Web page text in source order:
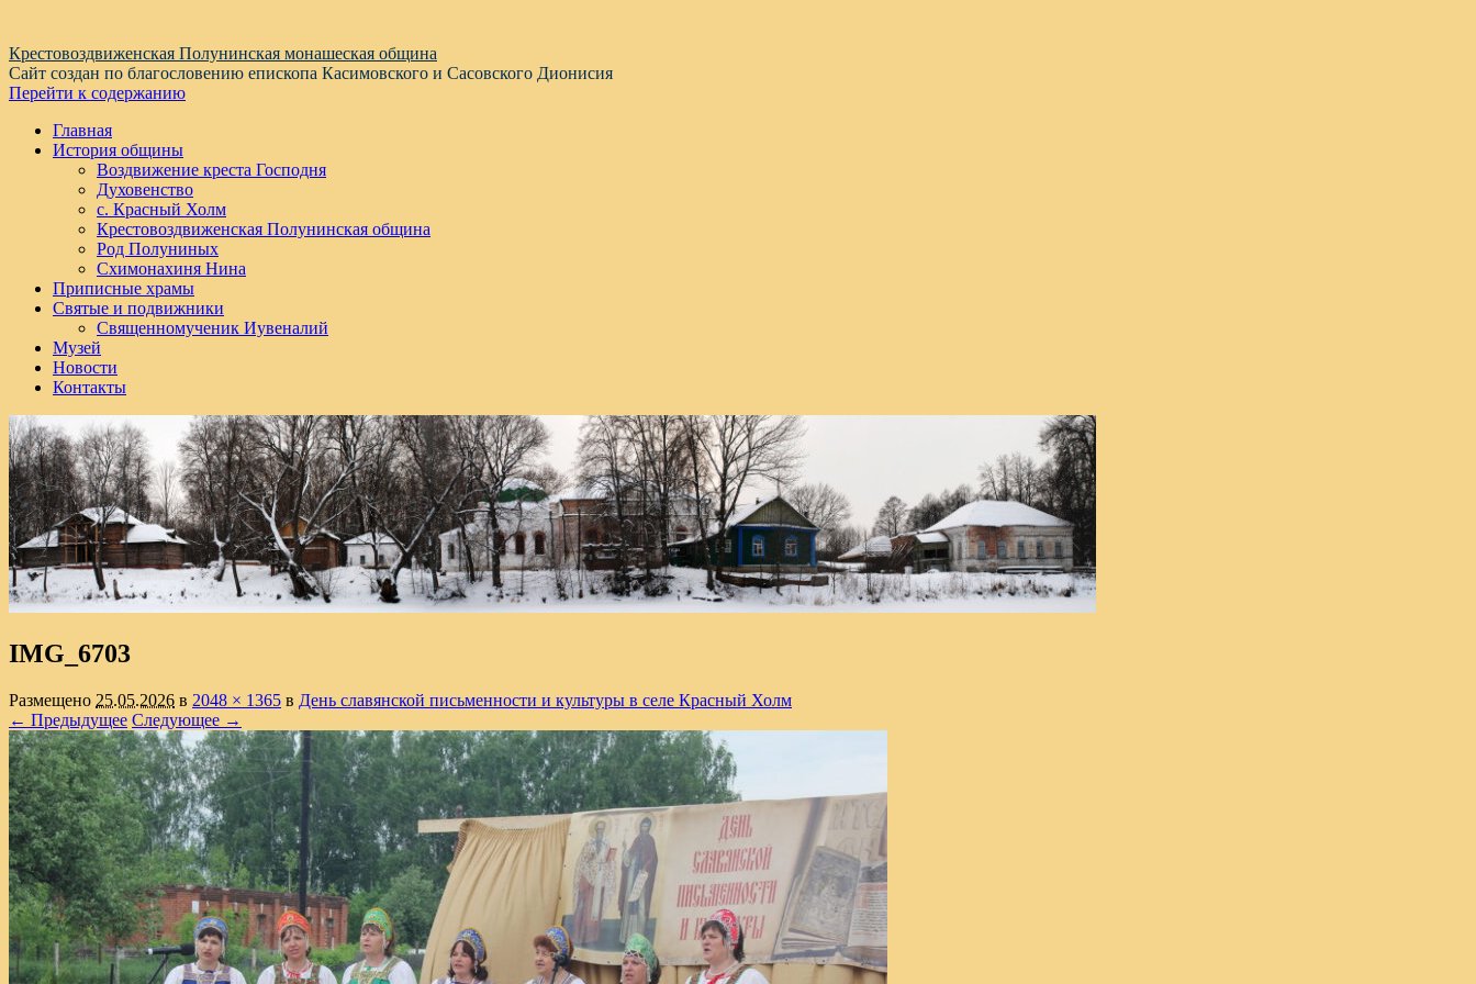
Крестовоздвиженская Полунинская монашеская община
Сайт создан по благословению епископа Касимовского и Сасовского Дионисия
Перейти к содержанию
Главная
История общины
Воздвижение креста Господня
Духовенство
с. Красный Холм
Крестовоздвиженская Полунинская община
Род Полуниных
Схимонахиня Нина
Приписные храмы
Святые и подвижники
Священномученик Иувеналий
Музей
Новости
Контакты
IMG_6703
Размещено 25.05.2026 в 2048 × 1365 в День славянской письменности и культуры в селе Красный Холм
← Предыдущее Следующее →